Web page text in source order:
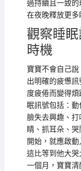
過持續且一致
在夜晚釋放更多
觀察睡
時機
寶寶不會自己
出明確的疲憊
度疲倦而變得
眠訊號包括：
臉失去興趣、
睛、抓耳朵、
開始，就應啟
這比等到他大
一個月，寶寶